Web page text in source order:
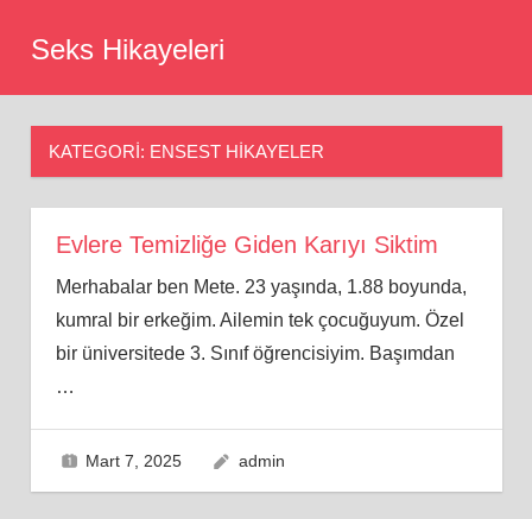
Seks Hikayeleri
KATEGORI: ENSEST HIKAYELER
Evlere Temizliğe Giden Karıyı Siktim
Merhabalar ben Mete. 23 yaşında, 1.88 boyunda,
kumral bir erkeğim. Ailemin tek çocuğuyum. Özel
bir üniversitede 3. Sınıf öğrencisiyim. Başımdan
…
Mart 7, 2025 admin